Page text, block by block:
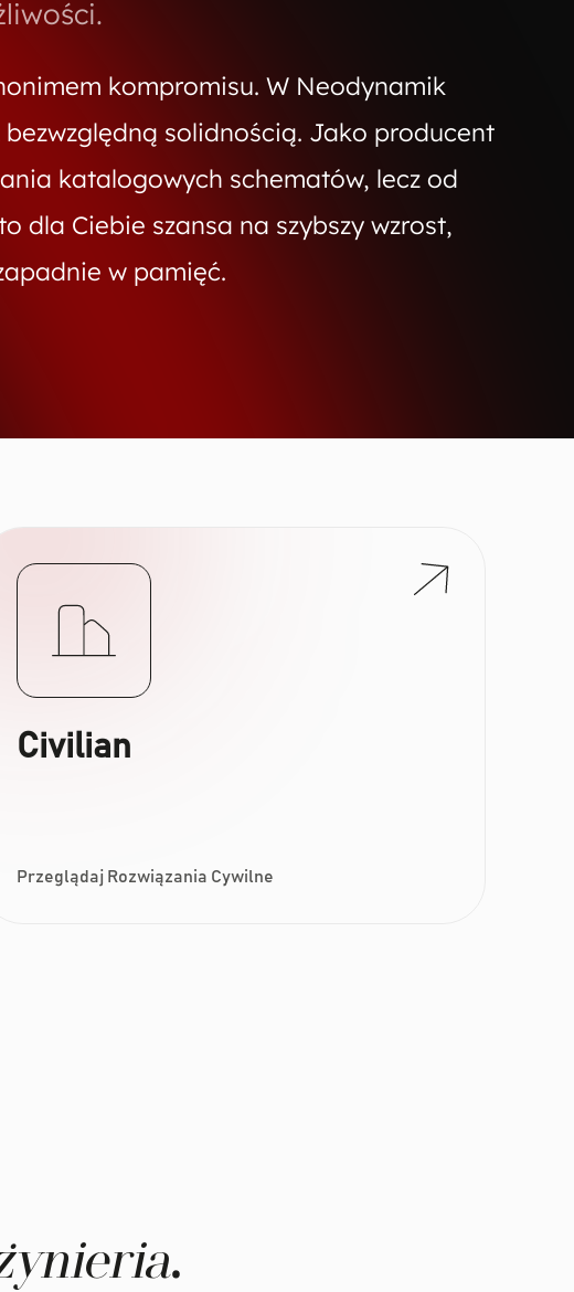
kompromisu. W Neodynamik
solidnością. Jako producent
katalogowych schematów, lecz od
dla Ciebie szansa na szybszy wzrost,
w pamięć.
Civilian
Przeglądaj Rozwiązania Cywilne
.